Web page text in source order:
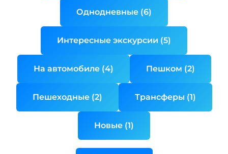
Однодневные (6)
Интересные экскурсии (5)
На автомобиле (4) Пешком (2)
Пешеходные (2) Трансферы (1)
Новые (1)